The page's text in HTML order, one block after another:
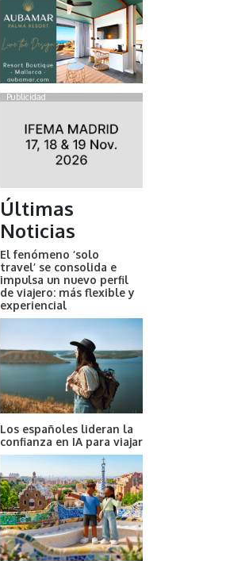
Publicidad
Últimas
Noticias
El fenómeno ‘solo
travel’ se consolida e
impulsa un nuevo perfil
de viajero: más flexible y
experiencial
Los españoles lideran la
confianza en IA para viajar